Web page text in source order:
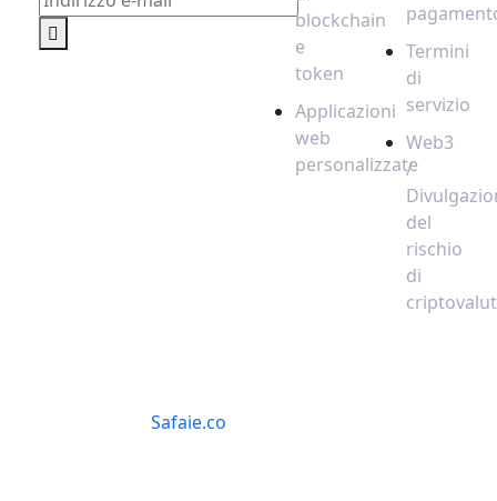
blockchain
e
token
Applicazioni
web
personalizzate
Termini
di
servizio
Web3
/
del
rischio
di
Safaie.co